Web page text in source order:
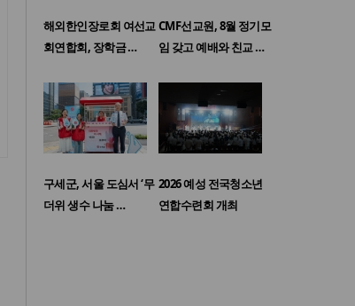
해외한인장로회 여선교
회연합회, 장학금 …
CMF선교원, 8월 정기모
임 갖고 예배와 친교 …
구세군, 서울 도심서 ‘무
더위 생수 나눔 …
2026 예성 전국청소년
연합수련회 개최